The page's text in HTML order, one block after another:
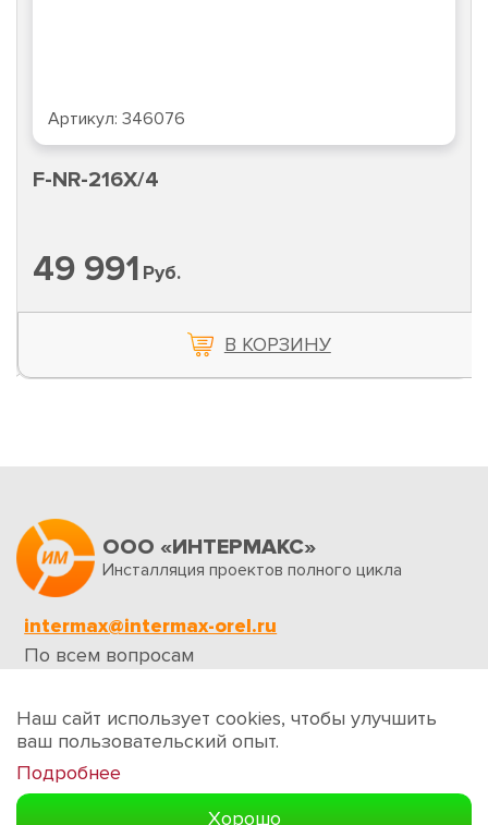
Артикул: 346076
F-NR-216X/4
49 991 Руб.
В КОРЗИНУ
ООО «ИНТЕРМАКС»
Инсталляция проектов полного цикла
intermax@intermax-orel.ru
По всем вопросам
Обратная связь
Наш сайт использует cookies, чтобы улучшить
ваш пользовательский опыт.
Подробнее
Хорошо